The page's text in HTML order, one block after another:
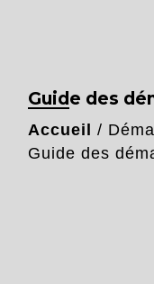
Guide des
Accueil /
Guide des